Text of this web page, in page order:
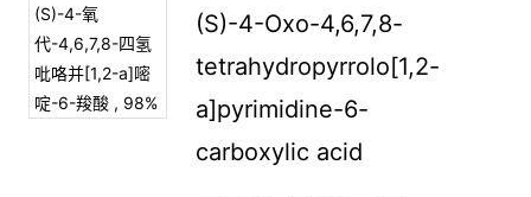
(S)-4-Oxo-4,6,7,8-
tetrahydropyrrolo[1,2-
a]pyrimidine-6-
carboxylic acid